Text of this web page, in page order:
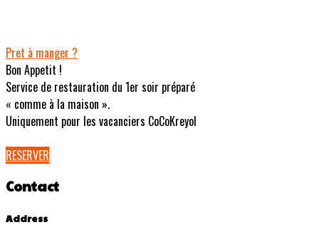
Pret à manger ?
Bon Appetit !
Service de restauration du 1er soir préparé
« comme à la maison ».
Uniquement pour les vacanciers CoCoKreyol
RESERVER
Contact
Address